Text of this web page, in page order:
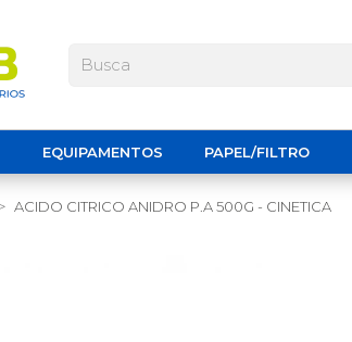
EQUIPAMENTOS PAPEL/FILTRO
ACIDO CITRICO ANIDRO P.A 500G - CINETICA